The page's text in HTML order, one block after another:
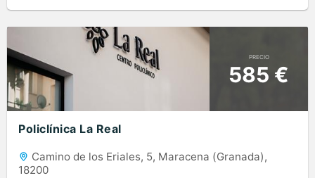
PRECIO
585 €
Policlínica La Real
Camino de los Eriales, 5, Maracena (Granada),
18200